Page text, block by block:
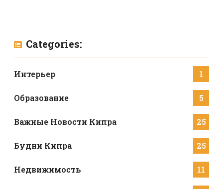
Categories:
Интерьер 1
Образование 5
Важные Новости Кипра 25
Будни Кипра 25
Недвижимость 11